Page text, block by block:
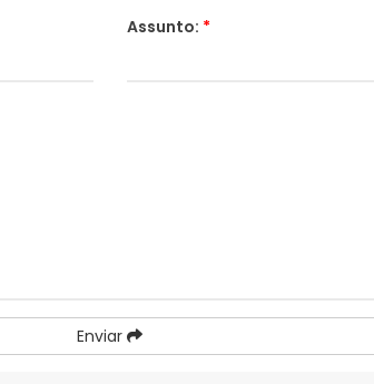
Assunto: *
Enviar